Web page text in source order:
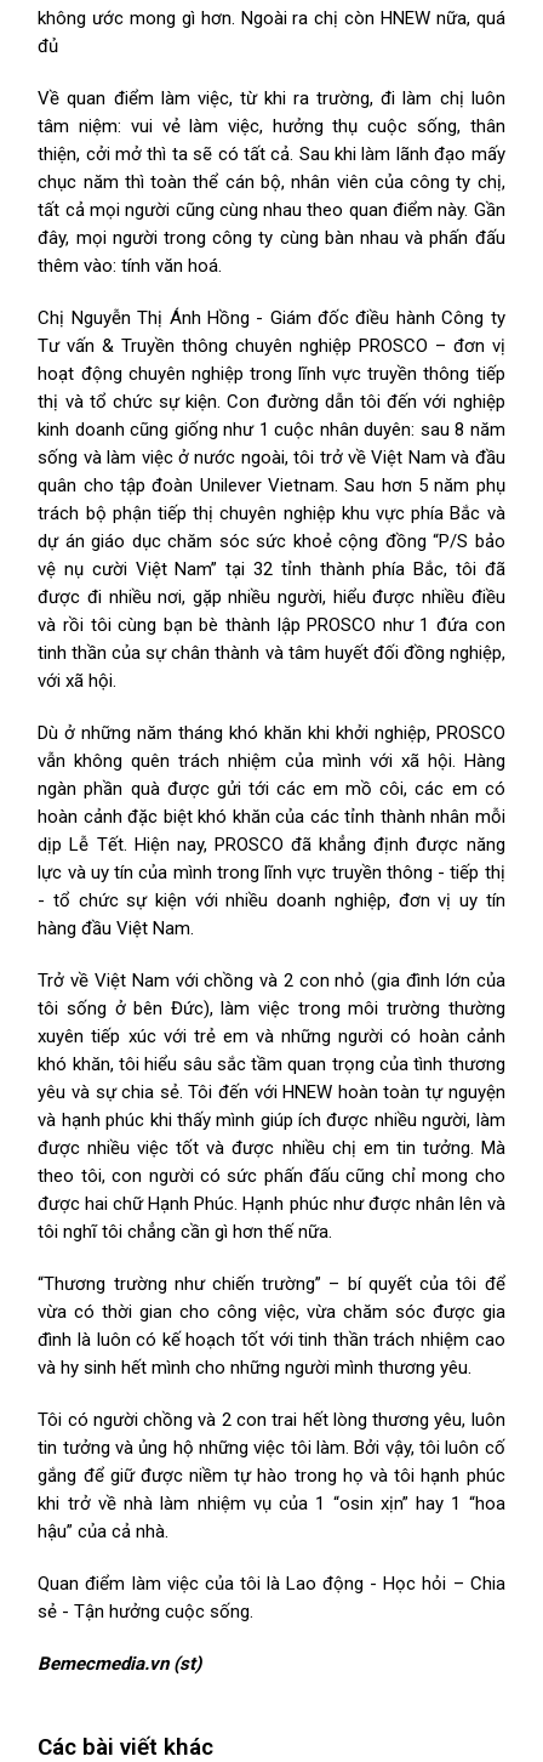
không ước mong gì hơn. Ngoài ra chị còn HNEW nữa, quá
đủ
Về quan điểm làm việc, từ khi ra trường, đi làm chị luôn
tâm niệm: vui vẻ làm việc, hưởng thụ cuộc sống, thân
thiện, cởi mở thì ta sẽ có tất cả. Sau khi làm lãnh đạo mấy
chục năm thì toàn thể cán bộ, nhân viên của công ty chị,
tất cả mọi người cũng cùng nhau theo quan điểm này. Gần
đây, mọi người trong công ty cùng bàn nhau và phấn đấu
thêm vào: tính văn hoá.
Chị Nguyễn Thị Ánh Hồng - Giám đốc điều hành Công ty
Tư vấn & Truyền thông chuyên nghiệp PROSCO – đơn vị
hoạt động chuyên nghiệp trong lĩnh vực truyền thông tiếp
thị và tổ chức sự kiện. Con đường dẫn tôi đến với nghiệp
kinh doanh cũng giống như 1 cuộc nhân duyên: sau 8 năm
sống và làm việc ở nước ngoài, tôi trở về Việt Nam và đầu
quân cho tập đoàn Unilever Vietnam. Sau hơn 5 năm phụ
trách bộ phận tiếp thị chuyên nghiệp khu vực phía Bắc và
dự án giáo dục chăm sóc sức khoẻ cộng đồng “P/S bảo
vệ nụ cười Việt Nam” tại 32 tỉnh thành phía Bắc, tôi đã
được đi nhiều nơi, gặp nhiều người, hiểu được nhiều điều
và rồi tôi cùng bạn bè thành lập PROSCO như 1 đứa con
tinh thần của sự chân thành và tâm huyết đối đồng nghiệp,
với xã hội.
Dù ở những năm tháng khó khăn khi khởi nghiệp, PROSCO
vẫn không quên trách nhiệm của mình với xã hội. Hàng
ngàn phần quà được gửi tới các em mồ côi, các em có
hoàn cảnh đặc biệt khó khăn của các tỉnh thành nhân mỗi
dịp Lễ Tết. Hiện nay, PROSCO đã khẳng định được năng
lực và uy tín của mình trong lĩnh vực truyền thông - tiếp thị
- tổ chức sự kiện với nhiều doanh nghiệp, đơn vị uy tín
hàng đầu Việt Nam.
Trở về Việt Nam với chồng và 2 con nhỏ (gia đình lớn của
tôi sống ở bên Đức), làm việc trong môi trường thường
xuyên tiếp xúc với trẻ em và những người có hoàn cảnh
khó khăn, tôi hiểu sâu sắc tầm quan trọng của tình thương
yêu và sự chia sẻ. Tôi đến với HNEW hoàn toàn tự nguyện
và hạnh phúc khi thấy mình giúp ích được nhiều người, làm
được nhiều việc tốt và được nhiều chị em tin tưởng. Mà
theo tôi, con người có sức phấn đấu cũng chỉ mong cho
được hai chữ Hạnh Phúc. Hạnh phúc như được nhân lên và
tôi nghĩ tôi chẳng cần gì hơn thế nữa.
“Thương trường như chiến trường” – bí quyết của tôi để
vừa có thời gian cho công việc, vừa chăm sóc được gia
đình là luôn có kế hoạch tốt với tinh thần trách nhiệm cao
và hy sinh hết mình cho những người mình thương yêu.
Tôi có người chồng và 2 con trai hết lòng thương yêu, luôn
tin tưởng và ủng hộ những việc tôi làm. Bởi vậy, tôi luôn cố
gắng để giữ được niềm tự hào trong họ và tôi hạnh phúc
khi trở về nhà làm nhiệm vụ của 1 “osin xịn” hay 1 “hoa
hậu” của cả nhà.
Quan điểm làm việc của tôi là Lao động - Học hỏi – Chia
sẻ - Tận hưởng cuộc sống.
Bemecmedia.vn (st)
Các bài viết khác